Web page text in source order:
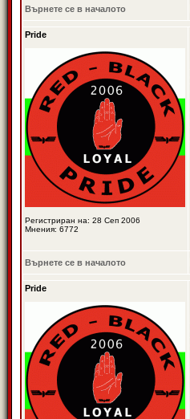
Върнете се в началото
Pride
Регистриран на: 28 Сеп 2006
Мнения: 6772
Върнете се в началото
Pride